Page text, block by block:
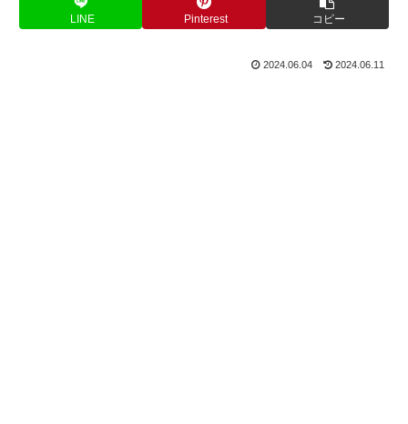
LINE Pinterest コピー
2024.06.04 2024.06.11